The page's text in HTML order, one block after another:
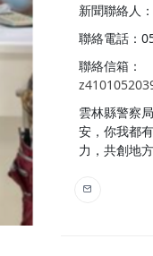
新聞聯絡人
聯絡電話：
聯絡信箱：
雲林縣警察
安，你我都
力，共創地方